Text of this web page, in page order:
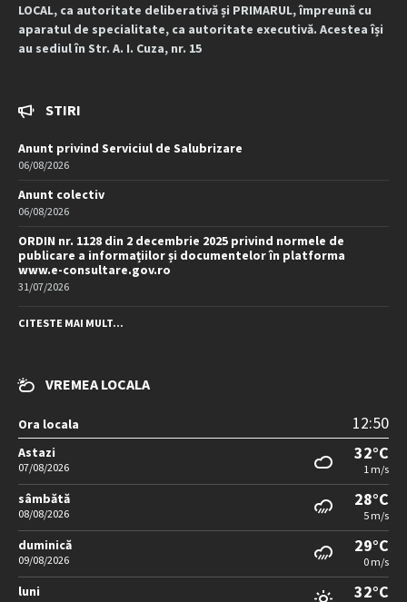
LOCAL, ca autoritate deliberativă și PRIMARUL, împreună cu
aparatul de specialitate, ca autoritate executivă. Acestea își
au sediul în Str. A. I. Cuza, nr. 15
STIRI
Anunt privind Serviciul de Salubrizare
06/08/2026
Anunt colectiv
06/08/2026
ORDIN nr. 1128 din 2 decembrie 2025 privind normele de
publicare a informațiilor și documentelor în platforma
www.e-consultare.gov.ro
31/07/2026
CITESTE MAI MULT...
VREMEA LOCALA
Ora locala 12:50
Astazi
07/08/2026
32°C
1 m/s
sâmbătă
08/08/2026
28°C
5 m/s
duminică
09/08/2026
29°C
0 m/s
luni 32°C